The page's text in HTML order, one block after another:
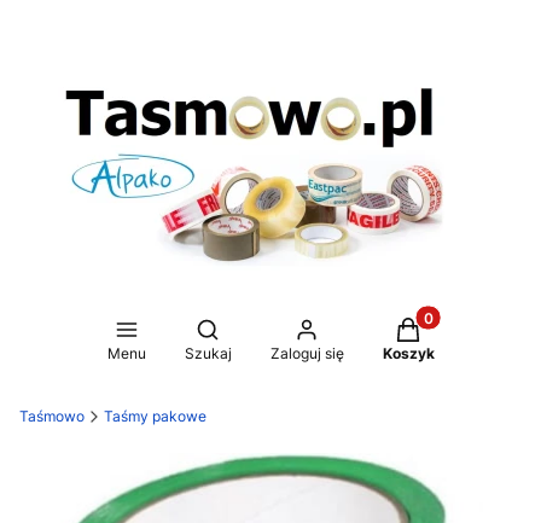
Menu
Otwórz wyszukiwarkę
Szukaj Zaloguj się
Produkty w
Koszyk
Taśmowo Taśmy pakowe